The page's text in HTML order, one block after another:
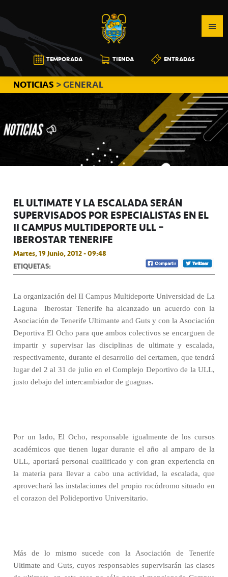
a
la
navegación
principal
al
contenido
principal
a
la
barra
lateral
principal
CB
CANARIAS
TEMPORADA TIENDA ENTRADAS
NOTICIAS > GENERAL
EL ULTIMATE Y LA ESCALADA SERÁN
SUPERVISADOS POR ESPECIALISTAS EN EL
II CAMPUS MULTIDEPORTE ULL –
IBEROSTAR TENERIFE
Martes, 19 Junio, 2012 - 09:48
ETIQUETAS:
La organización del II Campus Multideporte Universidad de La
Laguna  Iberostar Tenerife ha alcanzado un acuerdo con la
Asociación de Tenerife Ultimante and Guts y con la Asociación
Deportiva El Ocho para que ambos colectivos se encarguen de
impartir y supervisar las disciplinas de ultimate y escalada,
respectivamente, durante el desarrollo del certamen, que tendrá
lugar del 2 al 31 de julio en el Complejo Deportivo de la ULL,
justo debajo del intercambiador de guaguas.
Por un lado, El Ocho, responsable igualmente de los cursos
académicos que tienen lugar durante el año al amparo de la
ULL, aportará personal cualificado y con gran experiencia en
la materia para llevar a cabo una actividad, la escalada, que
aprovechará las instalaciones del propio rocódromo situado en
el corazon del Polideportivo Universitario.
Más de lo mismo sucede con la Asociación de Tenerife
Ultimate and Guts, cuyos responsables supervisarán las clases